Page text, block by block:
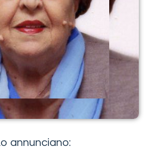
annunciano: